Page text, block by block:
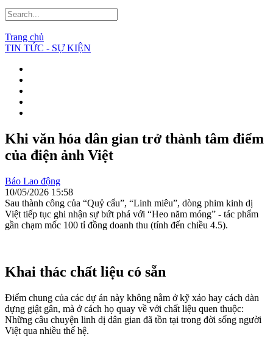
Trang chủ
TIN TỨC - SỰ KIỆN
Khi văn hóa dân gian trở thành tâm điểm
của điện ảnh Việt
Báo Lao động
10/05/2026 15:58
Sau thành công của “Quỷ cẩu”, “Linh miêu”, dòng phim kinh dị
Việt tiếp tục ghi nhận sự bứt phá với “Heo năm móng” - tác phẩm
gần chạm mốc 100 tỉ đồng doanh thu (tính đến chiều 4.5).
Khai thác chất liệu có sẵn
Điểm chung của các dự án này không nằm ở kỹ xảo hay cách dàn
dựng giật gân, mà ở cách họ quay về với chất liệu quen thuộc:
Những câu chuyện linh dị dân gian đã tồn tại trong đời sống người
Việt qua nhiều thế hệ.